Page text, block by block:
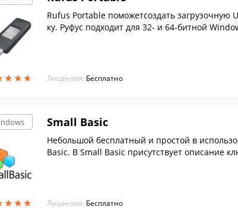
★★★
★★★
Rufus Portable поможетсоздать
ку. Руфус подходит для 32- и 64-битной
Лицензия: Бесплатно
★★★
★★★
Small Basic
Небольшой бесплатный и простой в
Basic. В Small Basic присутствует описание
Лицензия: Бесплатно